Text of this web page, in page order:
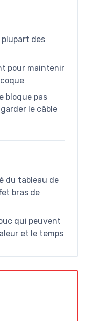
des
pour maintenir
bloque pas
le câble
du tableau de
bras de
qui peuvent
et le temps